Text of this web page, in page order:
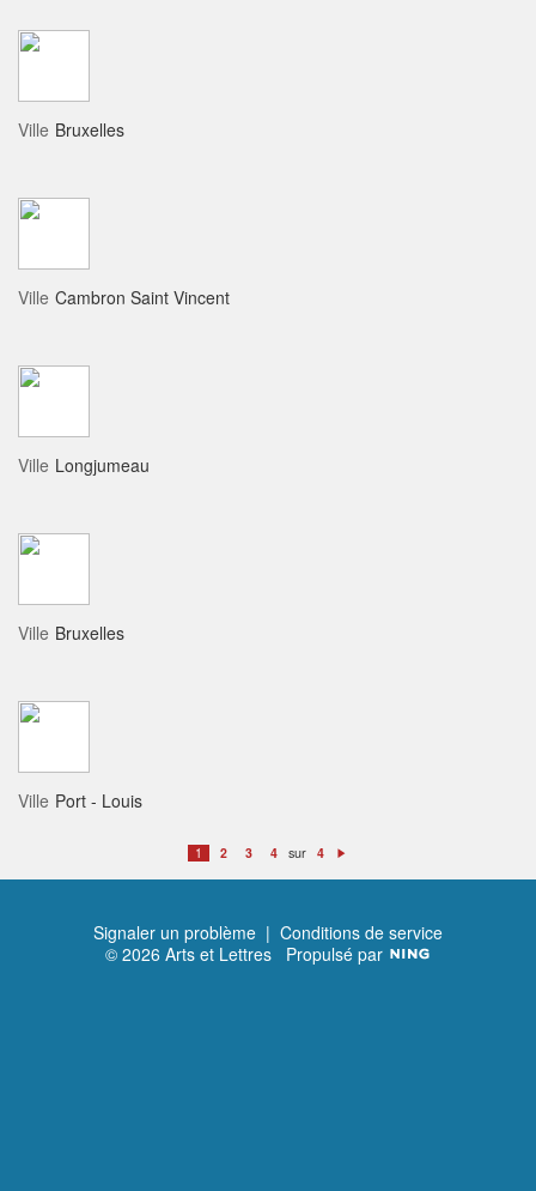
Ville Bruxelles
Ville Cambron Saint Vincent
Ville Longjumeau
Ville Bruxelles
Ville Port - Louis
1 2 3 4 sur 4
ui
Signaler un problème | Conditions de service
© 2026 Arts et Lettres Propulsé par